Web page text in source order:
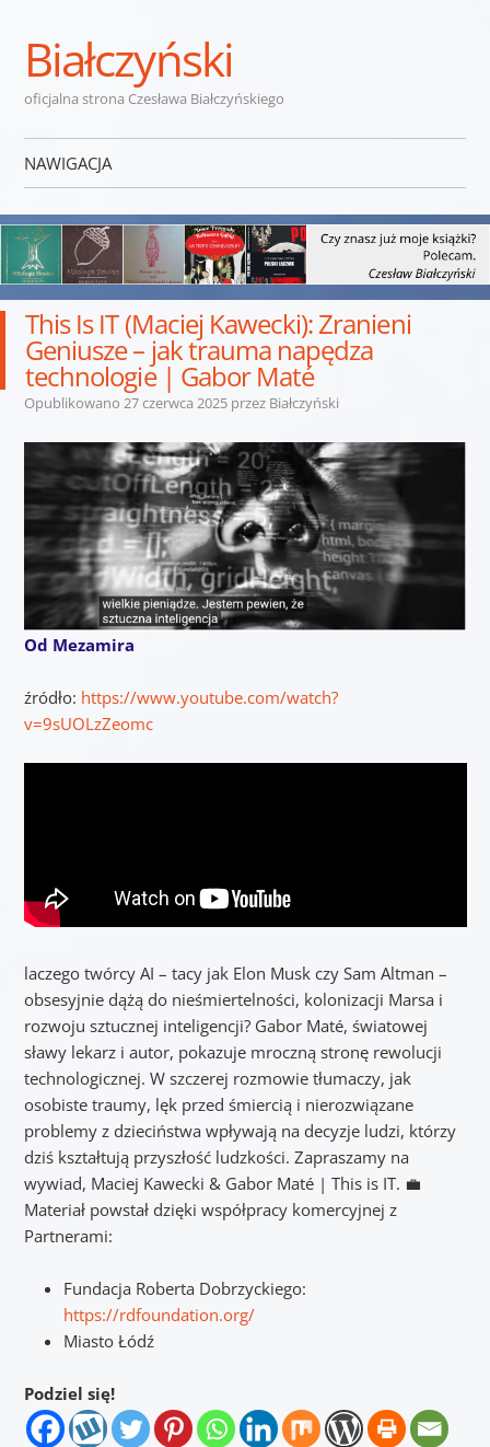
Białczyński
oficjalna strona Czesława Białczyńskiego
NAWIGACJA
This Is IT (Maciej Kawecki): Zranieni
Geniusze – jak trauma napędza
technologie | Gabor Maté
Opublikowano 27 czerwca 2025przez Białczyński
Od Mezamira
źródło: https://www.youtube.com/watch?
v=9sUOLzZeomc
laczego twórcy AI – tacy jak Elon Musk czy Sam Altman –
obsesyjnie dążą do nieśmiertelności, kolonizacji Marsa i
rozwoju sztucznej inteligencji? Gabor Maté, światowej
sławy lekarz i autor, pokazuje mroczną stronę rewolucji
technologicznej. W szczerej rozmowie tłumaczy, jak
osobiste traumy, lęk przed śmiercią i nierozwiązane
problemy z dzieciństwa wpływają na decyzje ludzi, którzy
dziś kształtują przyszłość ludzkości. Zapraszamy na
wywiad, Maciej Kawecki & Gabor Maté | This is IT. 💼
Materiał powstał dzięki współpracy komercyjnej z
Partnerami:
Fundacja Roberta Dobrzyckiego:
https://rdfoundation.org/
Miasto Łódź
Podziel się!